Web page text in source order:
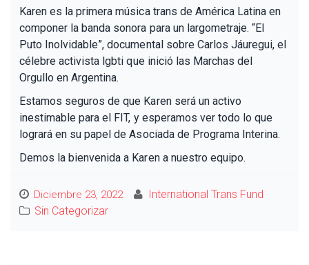
Karen es la primera música trans de América Latina en
componer la banda sonora para un largometraje. “El
Puto Inolvidable”, documental sobre Carlos Jáuregui, el
célebre activista lgbti que inició las Marchas del
Orgullo en Argentina.
Estamos seguros de que Karen será un activo
inestimable para el FIT, y esperamos ver todo lo que
logrará en su papel de Asociada de Programa Interina.
Demos la bienvenida a Karen a nuestro equipo.
Diciembre 23, 2022
International Trans Fund
Sin Categorizar